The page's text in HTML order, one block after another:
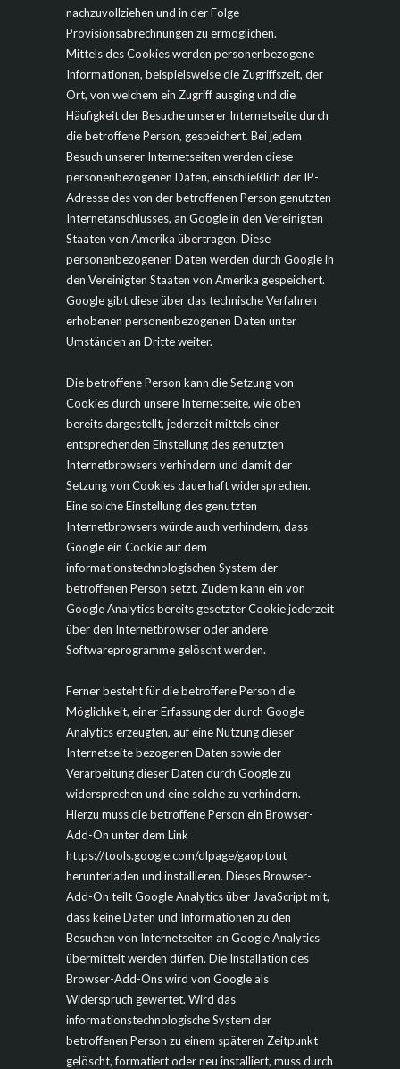
nachzuvollziehen und in der Folge
Provisionsabrechnungen zu ermöglichen.
Mittels des Cookies werden personenbezogene
Informationen, beispielsweise die Zugriffszeit, der
Ort, von welchem ein Zugriff ausging und die
Häufigkeit der Besuche unserer Internetseite durch
die betroffene Person, gespeichert. Bei jedem
Besuch unserer Internetseiten werden diese
personenbezogenen Daten, einschließlich der IP-
Adresse des von der betroffenen Person genutzten
Internetanschlusses, an Google in den Vereinigten
Staaten von Amerika übertragen. Diese
personenbezogenen Daten werden durch Google in
den Vereinigten Staaten von Amerika gespeichert.
Google gibt diese über das technische Verfahren
erhobenen personenbezogenen Daten unter
Umständen an Dritte weiter.
Die betroffene Person kann die Setzung von
Cookies durch unsere Internetseite, wie oben
bereits dargestellt, jederzeit mittels einer
entsprechenden Einstellung des genutzten
Internetbrowsers verhindern und damit der
Setzung von Cookies dauerhaft widersprechen.
Eine solche Einstellung des genutzten
Internetbrowsers würde auch verhindern, dass
Google ein Cookie auf dem
informationstechnologischen System der
betroffenen Person setzt. Zudem kann ein von
Google Analytics bereits gesetzter Cookie jederzeit
über den Internetbrowser oder andere
Softwareprogramme gelöscht werden.
Ferner besteht für die betroffene Person die
Möglichkeit, einer Erfassung der durch Google
Analytics erzeugten, auf eine Nutzung dieser
Internetseite bezogenen Daten sowie der
Verarbeitung dieser Daten durch Google zu
widersprechen und eine solche zu verhindern.
Hierzu muss die betroffene Person ein Browser-
Add-On unter dem Link
https://tools.google.com/dlpage/gaoptout
herunterladen und installieren. Dieses Browser-
Add-On teilt Google Analytics über JavaScript mit,
dass keine Daten und Informationen zu den
Besuchen von Internetseiten an Google Analytics
übermittelt werden dürfen. Die Installation des
Browser-Add-Ons wird von Google als
Widerspruch gewertet. Wird das
informationstechnologische System der
betroffenen Person zu einem späteren Zeitpunkt
gelöscht, formatiert oder neu installiert, muss durch